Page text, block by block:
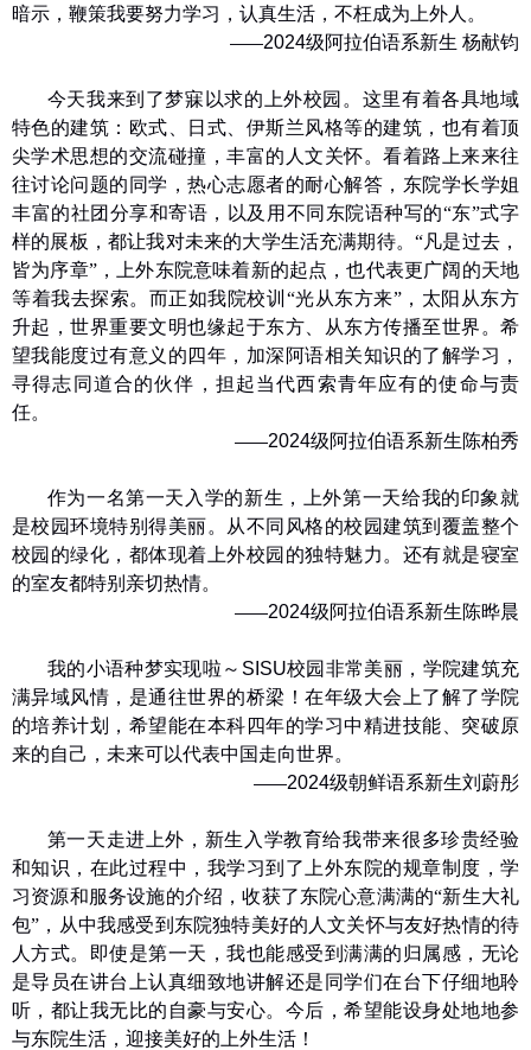
暗示，鞭策我要努力学习，认真生活，不枉成为上外人。
——2024级阿拉伯语系新生 杨献钧
今天我来到了梦寐以求的上外校园。这里有着各具地域
特色的建筑：欧式、日式、伊斯兰风格等的建筑，也有着顶
尖学术思想的交流碰撞，丰富的人文关怀。看着路上来来往
往讨论问题的同学，热心志愿者的耐心解答，东院学长学姐
丰富的社团分享和寄语，以及用不同东院语种写的“东”式字
样的展板，都让我对未来的大学生活充满期待。“凡是过去，
皆为序章”，上外东院意味着新的起点，也代表更广阔的天地
等着我去探索。而正如我院校训“光从东方来”，太阳从东方
升起，世界重要文明也缘起于东方、从东方传播至世界。希
望我能度过有意义的四年，加深阿语相关知识的了解学习，
寻得志同道合的伙伴，担起当代西索青年应有的使命与责
任。
——2024级阿拉伯语系新生陈柏秀
作为一名第一天入学的新生，上外第一天给我的印象就
是校园环境特别得美丽。从不同风格的校园建筑到覆盖整个
校园的绿化，都体现着上外校园的独特魅力。还有就是寝室
的室友都特别亲切热情。
——2024级阿拉伯语系新生陈晔晨
我的小语种梦实现啦～ SISU校园非常美丽，学院建筑充
满异域风情，是通往世界的桥梁！在年级大会上了解了学院
的培养计划，希望能在本科四年的学习中精进技能、突破原
来的自己，未来可以代表中国走向世界。
——2024级朝鲜语系新生刘蔚彤
第一天走进上外，新生入学教育给我带来很多珍贵经验
和知识，在此过程中，我学习到了上外东院的规章制度，学
习资源和服务设施的介绍，收获了东院心意满满的“新生大礼
包”，从中我感受到东院独特美好的人文关怀与友好热情的待
人方式。即使是第一天，我也能感受到满满的归属感，无论
是导员在讲台上认真细致地讲解还是同学们在台下仔细地聆
听，都让我无比的自豪与安心。今后，希望能设身处地地参
与东院生活，迎接美好的上外生活！